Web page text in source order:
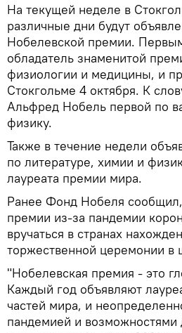
На текущей неделе в
различные дни будут
Нобелевской премии.
обладатель знаменитой
физиологии и медицины, и
Стокгольме 4 октября. К
Альфред Нобель первой по
физику.
Также в течение недели
по литературе, химии и
лауреата премии мира.
Ранее Фонд Нобеля
премии из-за пандемии
вручаться в странах
торжественной церемонии в
"Нобелевская премия - это
Каждый год объявляют
частей мира, и
пандемией и возможностями